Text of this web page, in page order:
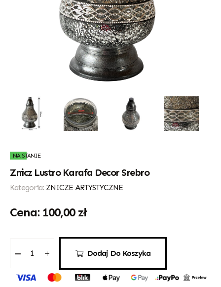
NA STANIE
Znicz Lustro Karafa Decor Srebro
Kategoria: ZNICZE ARTYSTYCZNE
100,00 zł
Dodaj Do Koszyka